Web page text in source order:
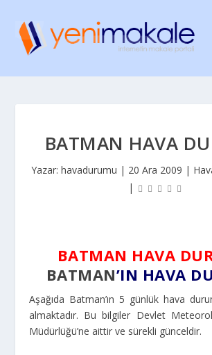
BATMAN HAVA
Yazar: havadurumu | 20 Ara 2009 |
|
BATMAN HAVA
BATMAN’IN HAVA
Aşağıda Batman’ın 5 günlük hava
almaktadır. Bu bilgiler Devlet
Müdürlüğü’ne aittir ve sürekli günceldir.